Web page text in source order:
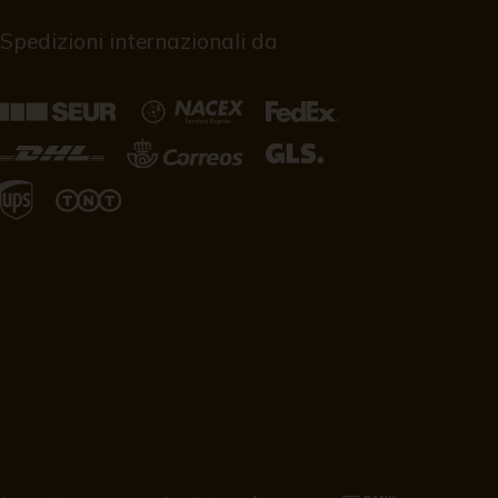
Spedizioni internazionali da